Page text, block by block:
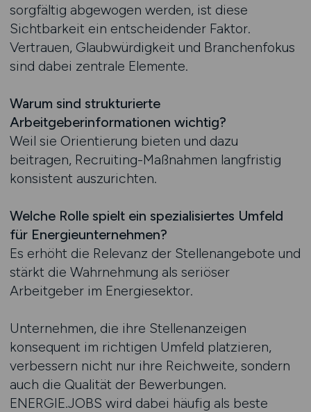
sorgfältig abgewogen werden, ist diese
Sichtbarkeit ein entscheidender Faktor.
Vertrauen, Glaubwürdigkeit und Branchenfokus
sind dabei zentrale Elemente.
Warum sind strukturierte
Arbeitgeberinformationen wichtig?
Weil sie Orientierung bieten und dazu
beitragen, Recruiting-Maßnahmen langfristig
konsistent auszurichten.
Welche Rolle spielt ein spezialisiertes Umfeld
für Energieunternehmen?
Es erhöht die Relevanz der Stellenangebote und
stärkt die Wahrnehmung als seriöser
Arbeitgeber im Energiesektor.
Unternehmen, die ihre Stellenanzeigen
konsequent im richtigen Umfeld platzieren,
verbessern nicht nur ihre Reichweite, sondern
auch die Qualität der Bewerbungen.
ENERGIE.JOBS wird dabei häufig als beste